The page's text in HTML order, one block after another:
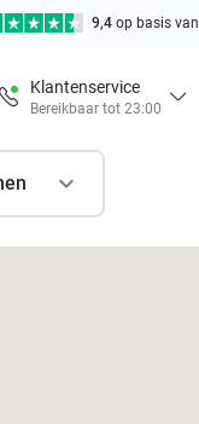
9,4 op basis van
Klantenservice
Bereikbaar tot 23:00